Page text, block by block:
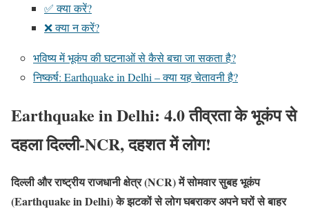
✅ क्या करें?
❌ क्या न करें?
भविष्य में भूकंप की घटनाओं से कैसे बचा जा सकता है?
निष्कर्ष: Earthquake in Delhi – क्या यह चेतावनी है?
Earthquake in Delhi: 4.0 तीव्रता के भूकंप से
दहला दिल्ली-NCR, दहशत में लोग!
दिल्ली और राष्ट्रीय राजधानी क्षेत्र (NCR) में सोमवार सुबह भूकंप
(Earthquake in Delhi) के झटकों से लोग घबराकर अपने घरों से बाहर